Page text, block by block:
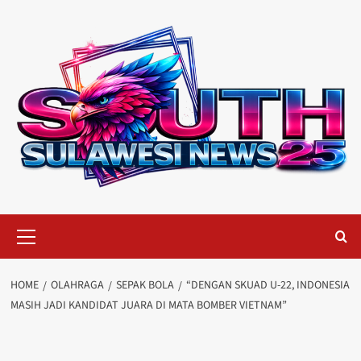
Menu
HOME OLAHRAGA SEPAK BOLA
“DENGAN SKUAD U-22, INDONESIA
MASIH JADI KANDIDAT JUARA DI MATA BOMBER VIETNAM”